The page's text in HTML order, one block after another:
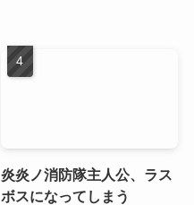
炎炎ノ消防隊主人公、ラス
ボスになってしまう